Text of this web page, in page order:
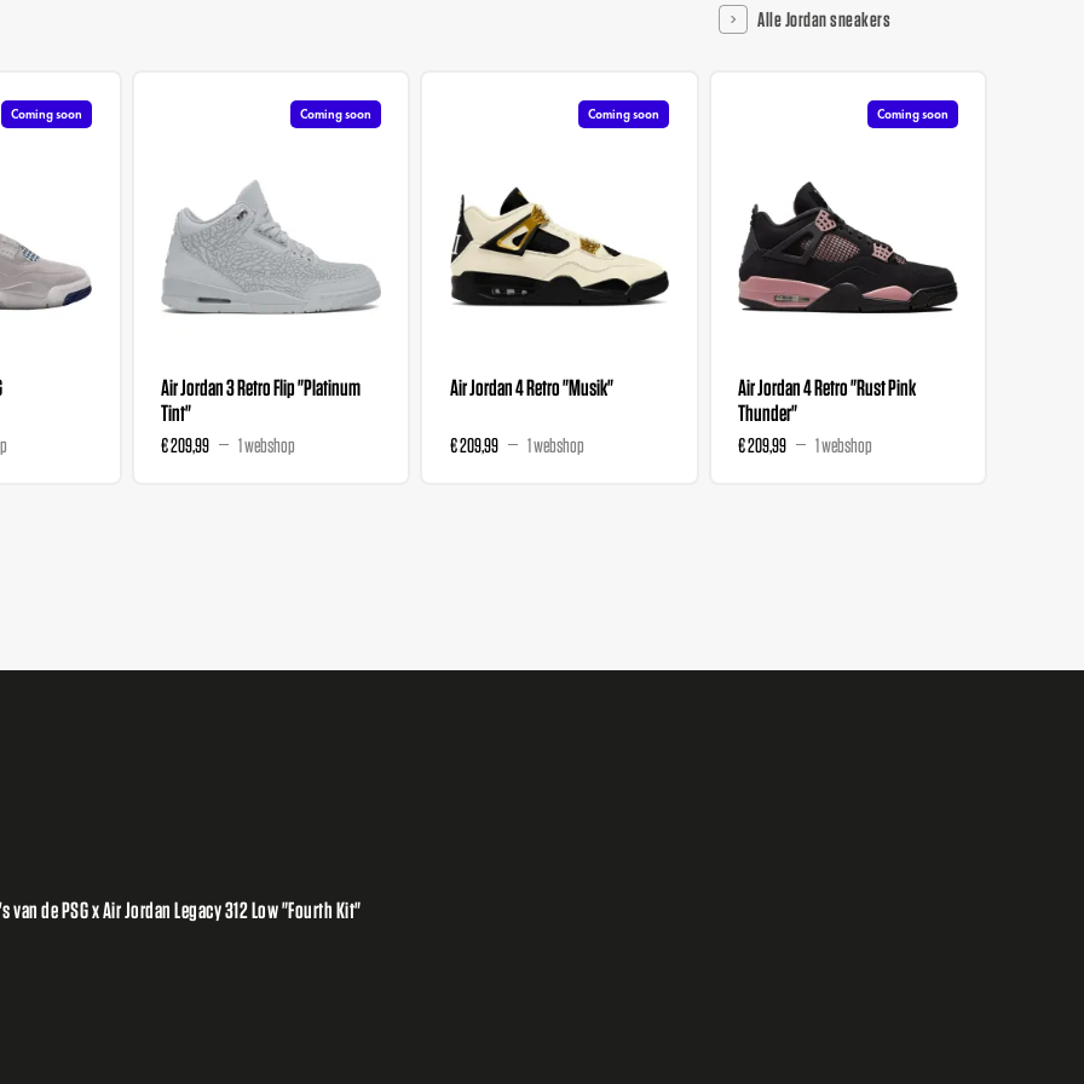
Alle Jordan sneakers
Coming soon Coming soon
Air Jordan 3 Retro Flip "Platinum
Tint"
€ 209,99 1 webshop
Coming soon
Air Jordan 4 Retro "Musik"
€ 209,99 1 webshop
Coming soon
Air Jordan 4 Retro "Rust Pink
Thunder"
€ 209,99 1 webshop
de PSG x Air Jordan Legacy 312 Low "Fourth Kit"